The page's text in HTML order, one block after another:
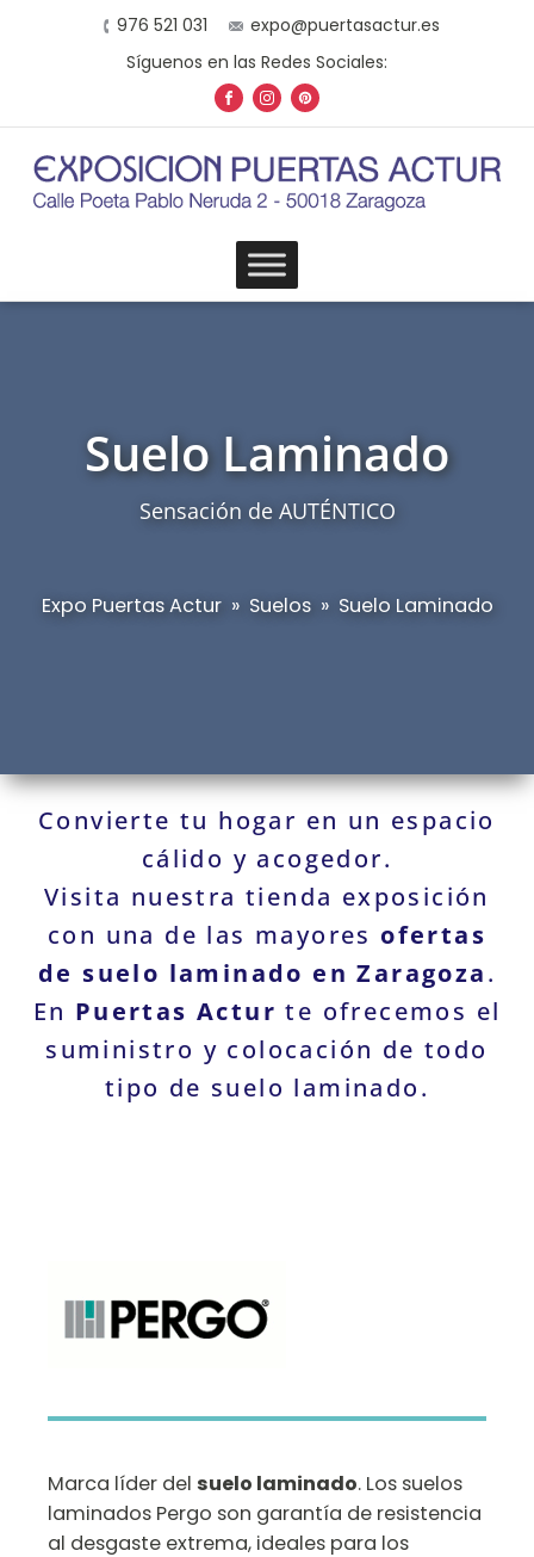
976 521 031
expo@puertasactur.es
Síguenos en las Redes Sociales:
Suelo Laminado
Sensación de AUTÉNTICO
Expo Puertas Actur » Suelos » Suelo Laminado
Convierte tu hogar en un espacio
cálido y acogedor.
Visita nuestra tienda exposición
con una de las mayores ofertas
de suelo laminado en Zaragoza.
En Puertas Actur te ofrecemos el
suministro y colocación de todo
tipo de suelo laminado.
Marca líder del suelo laminado. Los suelos
laminados Pergo son garantía de resistencia
al desgaste extrema, ideales para los